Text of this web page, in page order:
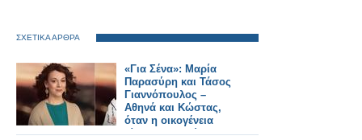
ΣΧΕΤΙΚΑ ΑΡΘΡΑ
«Για Σένα»: Μαρία
Παρασύρη και Τάσος
Γιαννόπουλος –
Αθηνά και Κώστας,
όταν η οικογένεια
γίνεται καταφύγιο